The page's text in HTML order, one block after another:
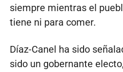
siempre mientras el
tiene ni para comer.
Díaz-Canel ha sido
sido un gobernante